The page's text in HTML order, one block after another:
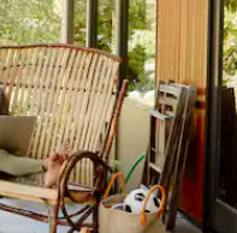
и надолу или